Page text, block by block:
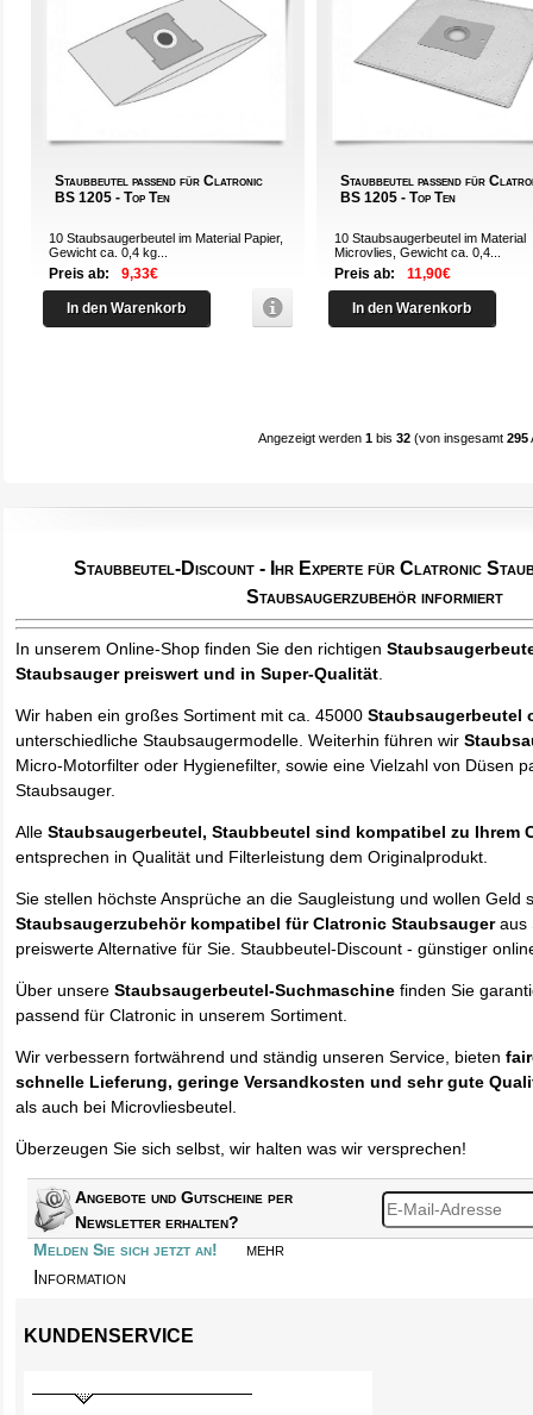
Staubbeutel passend für Clatronic
BS 1205 - Top Ten
10 Staubsaugerbeutel im Material Papier,
Gewicht ca. 0,4 kg...
Preis ab: 9,33€
In den Warenkorb
Staubbeutel passend für
BS 1205 - Top Ten
10 Staubsaugerbeutel im Material
Microvlies, Gewicht ca. 0,4...
Preis ab: 11,90€
In den Warenkorb
Angezeigt werden 1bis 32(von insgesamt 295
Staubbeutel-Discount - Ihr Experte für Clatronic
Staubsaugerzubehör informiert
In unserem Online-Shop finden Sie den richtigen
Staubsauger preiswert und in Super-Qualität
Wir haben ein großes Sortiment mit ca. 45000Staubsaugerbeutel
unterschiedliche Staubsaugermodelle. Weiterhin führen wir
Micro-Motorfilter oder Hygienefilter, sowie eine Vielzahl von Düsen
Staubsauger.
AlleStaubsaugerbeutel, Staubbeutel sind kompatibel zu Ihrem
entsprechen in Qualität und Filterleistung dem Originalprodukt.
Sie stellen höchste Ansprüche an die Saugleistung und wollen Geld
Staubsaugerzubehör kompatibel für Clatronic Staubsaugeraus
preiswerte Alternative für Sie. Staubbeutel-Discount - günstiger
Über unsereStaubsaugerbeutel-Suchmaschine finden Sie
passend für Clatronic in unserem Sortiment.
Wir verbessern fortwährend und ständig unseren Service, bieten
schnelle Lieferung, geringe Versandkosten und sehr gute
als auch bei Microvliesbeutel.
Überzeugen Sie sich selbst, wir halten was wir versprechen!
Angebote und Gutscheine per
Newsletter erhalten?
Melden Sie sich jetzt an!
mehr
Information
KUNDENSERVICE